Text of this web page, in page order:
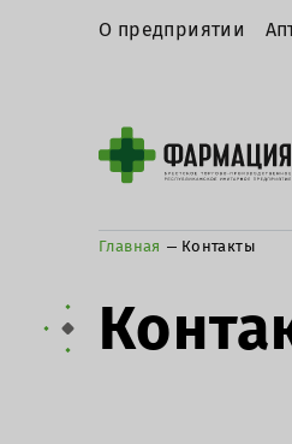
О предприятии
Главная Контакты